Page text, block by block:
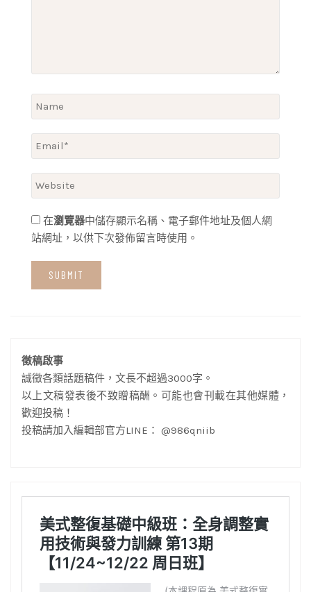
在瀏覽器中儲存顯示名稱、電子郵件地址及個人網
站網址，以供下次發佈留言時使用。
徵稿啟事
誠徵各類話題稿件，文長不超過3000字。
以上文稿發表後不致贈稿酬。可能也會刊載在其他媒體，
歡迎投稿！
投稿請加入編輯部官方LINE： @986qniib